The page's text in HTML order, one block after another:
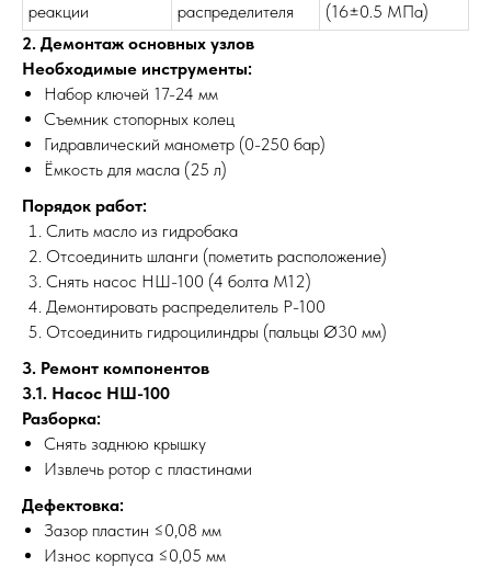
реакции
распределителя
(16±0.5 МПа)
2. Демонтаж основных узлов
Необходимые инструменты:
Набор ключей 17-24 мм
Съемник стопорных колец
Гидравлический манометр (0-250 бар)
Ёмкость для масла (25 л)
Порядок работ:
Слить масло из гидробака
Отсоединить шланги (пометить расположение)
Снять насос НШ-100 (4 болта М12)
Демонтировать распределитель Р-100
Отсоединить гидроцилиндры (пальцы Ø30 мм)
3. Ремонт компонентов
3.1. Насос НШ-100
Разборка:
Снять заднюю крышку
Извлечь ротор с пластинами
Дефектовка:
Зазор пластин ≤0,08 мм
Износ корпуса ≤0,05 мм